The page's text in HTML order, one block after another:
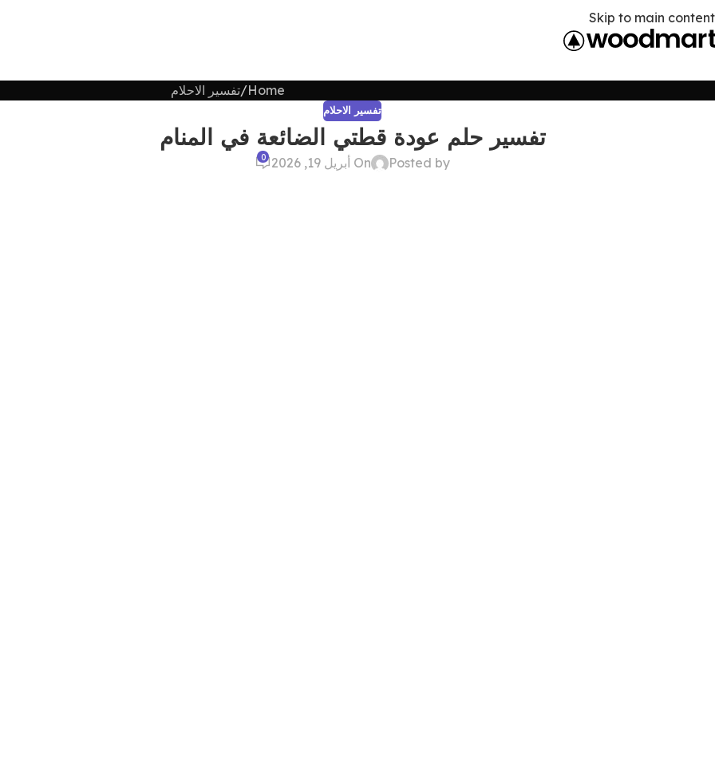
Skip to main content
Home تفسير الاحلام
تفسير الاحلام
تفسير حلم عودة قطتي الضائعة في المنام
Posted by On أبريل 19, 2026 0